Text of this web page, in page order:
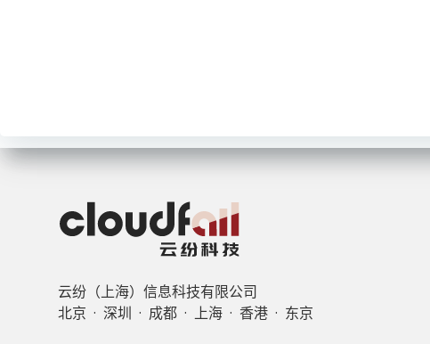
云纷（上海）信息科技有限公司
北京 · 深圳 · 成都 · 上海 · 香港 · 东京